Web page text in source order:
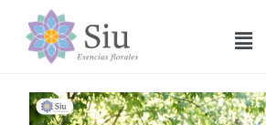
contenido
Menú